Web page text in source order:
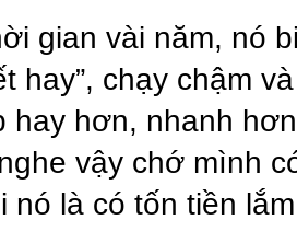
gian vài năm, nó
hay”, chạy chậm
hay hơn, nhanh
vậy chớ mình
nó là có tốn tiền